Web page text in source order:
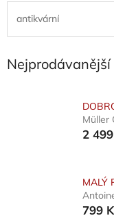
antikvární
Nejprodávanější
Müller
2
MALÝ
799